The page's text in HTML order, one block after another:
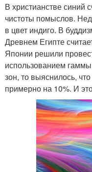
В христианстве синий
чистоты помыслов.
в цвет индиго. В
Древнем Египте
Японии решили
использованием
зон, то выяснилось,
примерно на 10%. И